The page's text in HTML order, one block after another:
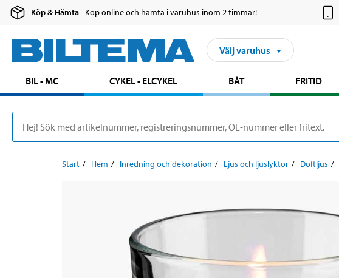
Köp & Hämta- Köp online och hämta i varuhus inom 2 timmar!
Välj varuhus
BIL - MC CYKEL - ELCYKEL BÅT FRITID
Start Hem Inredning och dekoration Ljus och ljuslyktor Doftljus